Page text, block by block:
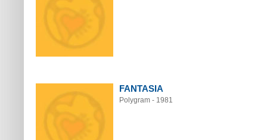
FANTASIA
Polygram - 1981